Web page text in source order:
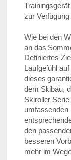
zur Verfügung
Wie bei den
an das
Definiertes
Laufgefühl
dieses
dem Skibau,
Skiroller
umfassenden
den
besseren
mehr im